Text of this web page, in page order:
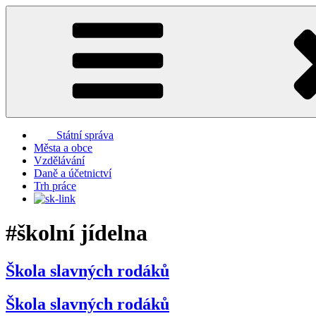
Přejít
Státní správa
Města a obce
Vzdělávání
Daně a účetnictví
Trh práce
#školní jídelna
Škola slavných rodáků
Škola slavných rodáků